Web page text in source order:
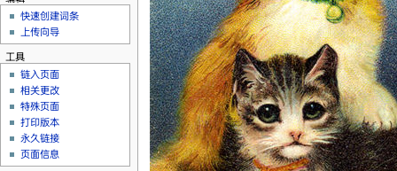
快速创建词条
上传向导
工具
链入页面
相关更改
特殊页面
打印版本
永久链接
页面信息